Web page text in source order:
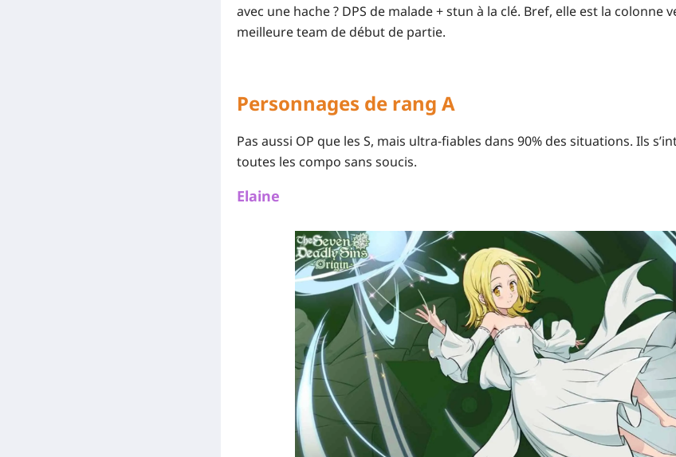
avec une hache ? DPS de malade + stun à la clé. Bref, elle est la colonne
meilleure team de début de partie.
Personnages de rang A
Pas aussi OP que les S, mais ultra-fiables dans 90% des situations. Ils
toutes les compo sans soucis.
Elaine